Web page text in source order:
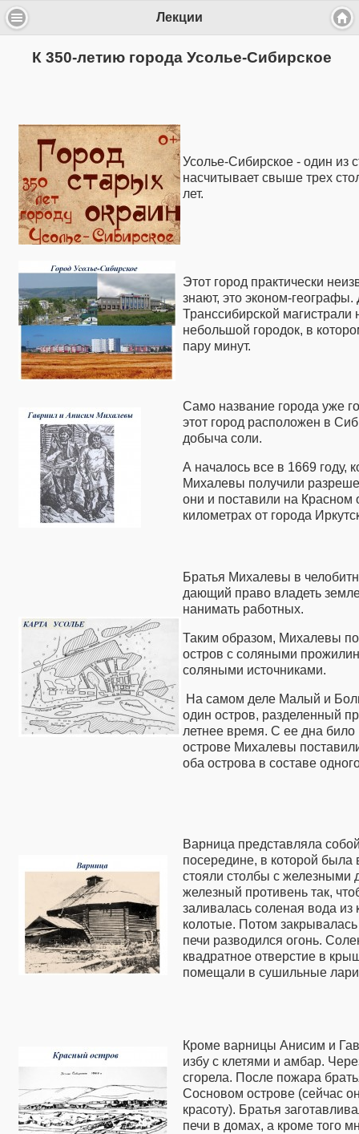
Лекции
К 350-летию города Усолье-Сибирское
Усолье-Сибирское - один из
насчитывает свыше трех
лет.
Этот город практически
знают, это эконом-
Транссибирской
небольшой городок, в
пару минут.
Само название города уже
этот город расположен в
добыча соли.
А началось все в 1669 году,
Михалевы получили
они и поставили на Красном
километрах от города
Братья Михалевы в
дающий право владеть
нанимать работных.
Таким образом, Михалевы
остров с соляными
соляными источниками.
На самом деле Малый и
один остров, разделенный
летнее время. С ее дна
острове Михалевы
оба острова в составе
Варница представляла
посередине, в которой
стояли столбы с железными
железный противень так,
заливалась соленая вода
колотые. Потом
печи разводился огонь.
квадратное отверстие в
помещали в сушильные
Кроме варницы Анисим и
избу с клетями и амбар.
сгорела. После пожара
Сосновом острове (сейчас
красоту). Братья
печи в домах, а кроме того